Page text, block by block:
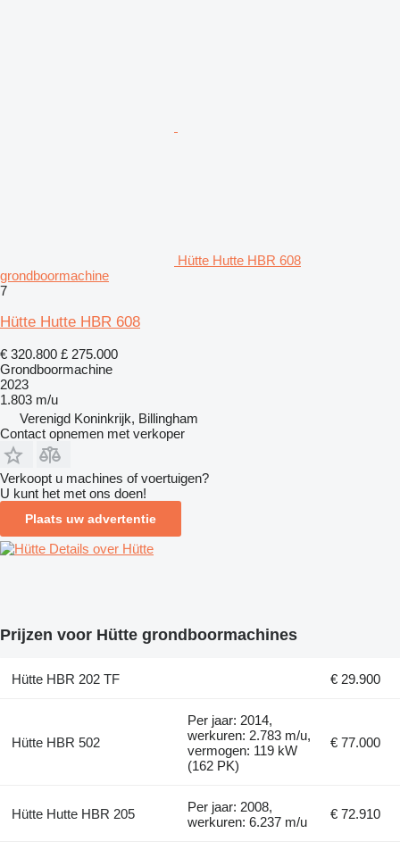
Hütte Hutte HBR 608
grondboormachine
7
Hütte Hutte HBR 608
€ 320.800 £ 275.000
Grondboormachine
2023
1.803 m/u
Verenigd Koninkrijk, Billingham
Contact opnemen met verkoper
Verkoopt u machines of voertuigen?
U kunt het met ons doen!
Plaats uw advertentie
Details over Hütte
Prijzen voor Hütte grondboormachines
Hütte HBR 202 TF € 29.900
Hütte HBR 502
Per jaar: 2014,
werkuren: 2.783 m/u,
vermogen: 119 kW
(162 PK)
€ 77.000
Hütte Hutte HBR 205
Per jaar: 2008,
werkuren: 6.237 m/u
€ 72.910